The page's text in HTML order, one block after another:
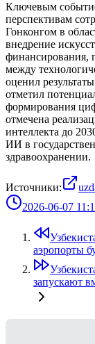
Ключевым
перспективам
Гонконгом в
внедрение
финансирования,
между
оценил
отметил
формирования
отмечена
интеллекта до
ИИ в
здравоохранении.
Источники:
2026-06-07
аэропорты
запускают